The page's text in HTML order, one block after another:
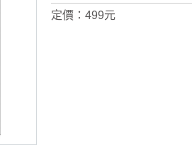
定價：499元